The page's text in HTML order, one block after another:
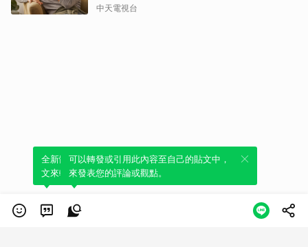
中天電視台
全新體驗！一鍵引用此內容，透過發布貼
文來輕鬆表達個人立場。
可以轉發或引用此內容至自己的貼文中，
來發表您的評論或觀點。